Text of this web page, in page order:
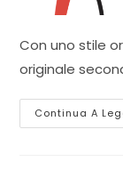
Con uno stile
originale
Continua A